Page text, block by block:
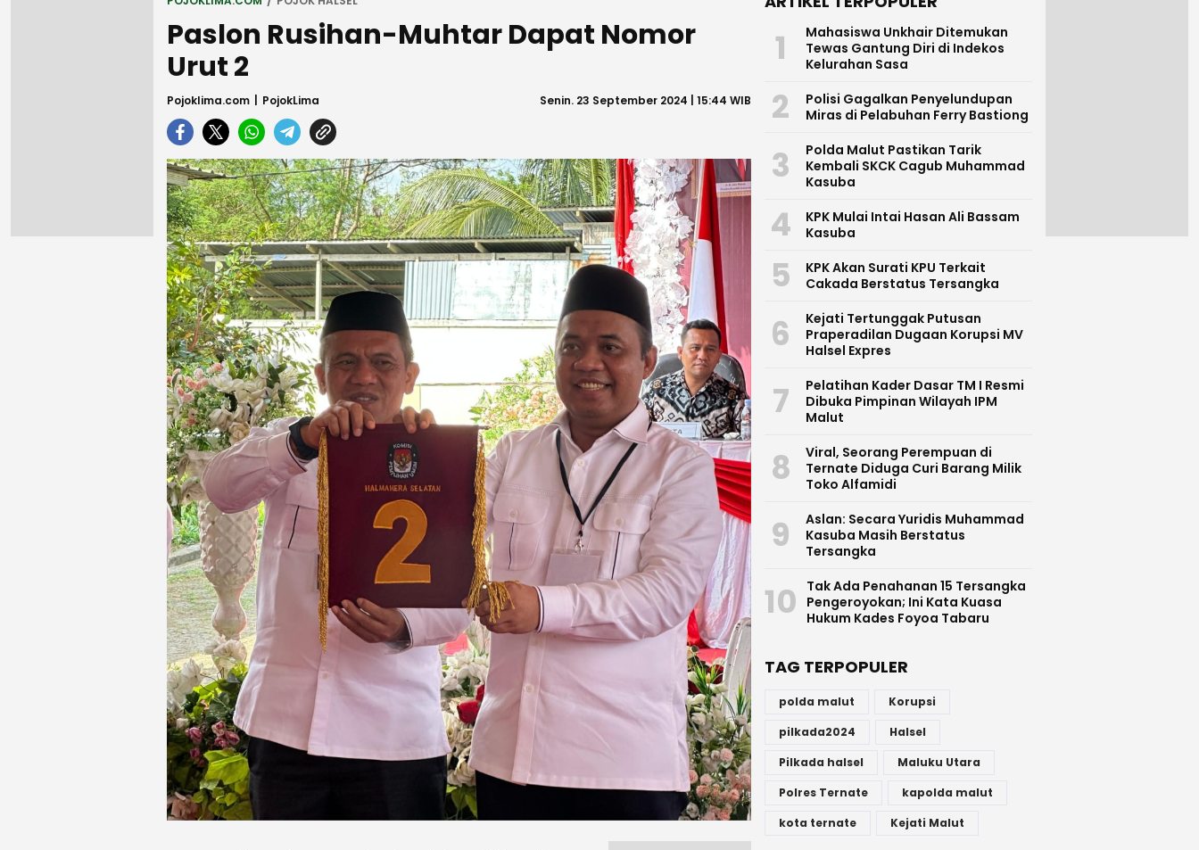
Paslon Rusihan-Muhtar Dapat Nomor
Urut 2
Pojoklima.com PojokLima Senin. 23 September 2024 | 15:44 WIB
1
Mahasiswa Unkhair Ditemukan
Tewas Gantung Diri di Indekos
Kelurahan Sasa
2
Polisi Gagalkan Penyelundupan
Miras di Pelabuhan Ferry Bastiong
3
Polda Malut Pastikan Tarik
Kembali SKCK Cagub Muhammad
Kasuba
4
KPK Mulai Intai Hasan Ali Bassam
Kasuba
5
KPK Akan Surati KPU Terkait
Cakada Berstatus Tersangka
6
Kejati Tertunggak Putusan
Praperadilan Dugaan Korupsi MV
Halsel Expres
7
Pelatihan Kader Dasar TM I Resmi
Dibuka Pimpinan Wilayah IPM
Malut
8
Viral, Seorang Perempuan di
Ternate Diduga Curi Barang Milik
Toko Alfamidi
9
Aslan: Secara Yuridis Muhammad
Kasuba Masih Berstatus
Tersangka
10
Tak Ada Penahanan 15 Tersangka
Pengeroyokan; Ini Kata Kuasa
Hukum Kades Foyoa Tabaru
TAG TERPOPULER
polda malut
Korupsi
pilkada2024
Halsel
Pilkada halsel
Maluku Utara
Polres Ternate
kapolda malut
kota ternate
Kejati Malut